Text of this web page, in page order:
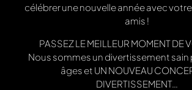
célébrer une nouvelle année avec
amis !
PASSEZ LE MEILLEUR MOMENT DE
Nous sommes un divertissement sain
âges et UN NOUVEAU
DIVERTISSEMENT…